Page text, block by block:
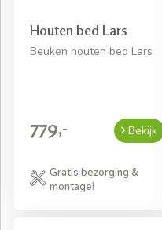
Houten bed Lars
Beuken houten bed Lars
779,- Bekijk
Gratis bezorging &
montage!